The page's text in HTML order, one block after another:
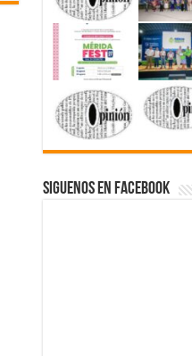
Siguenos en Facebook